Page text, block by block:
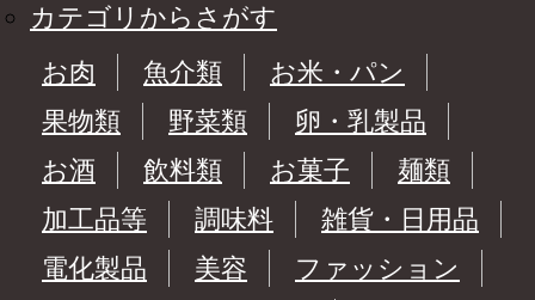
カテゴリからさがす
お肉
魚介類
お米・パン
果物類
野菜類
卵・乳製品
お酒
飲料類 お菓子
麺類
加工品等
調味料
雑貨・日用品
電化製品
美容
ファッション